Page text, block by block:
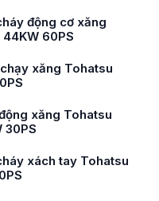
động cơ xăng
60PS
xăng Tohatsu
xăng Tohatsu
30PS
xách tay Tohatsu